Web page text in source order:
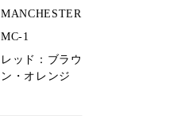
MANCHESTER
MC-1
レッド：ブラウ
ン・オレンジ